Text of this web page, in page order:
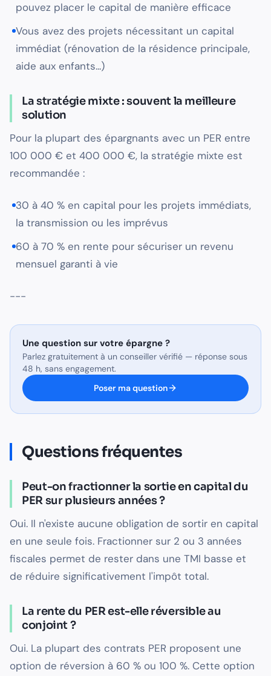
pouvez placer le capital de manière efficace
Vous avez des projets nécessitant un capital
immédiat (rénovation de la résidence principale,
aide aux enfants...)
La stratégie mixte : souvent la meilleure
solution
Pour la plupart des épargnants avec un PER entre
100 000 € et 400 000 €, la stratégie mixte est
recommandée :
30 à 40 % en capital pour les projets immédiats,
la transmission ou les imprévus
60 à 70 % en rente pour sécuriser un revenu
mensuel garanti à vie
---
Une question sur votre épargne ?
Parlez gratuitement à un conseiller vérifié — réponse sous
48 h, sans engagement.
Poser ma question
Questions fréquentes
Peut-on fractionner la sortie en capital du
PER sur plusieurs années ?
Oui. Il n'existe aucune obligation de sortir en capital
en une seule fois. Fractionner sur 2 ou 3 années
fiscales permet de rester dans une TMI basse et
de réduire significativement l'impôt total.
La rente du PER est-elle réversible au
conjoint ?
Oui. La plupart des contrats PER proposent une
option de réversion à 60 % ou 100 %. Cette option